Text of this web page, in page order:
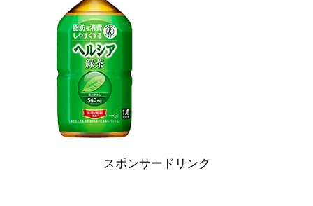
スポンサードリンク